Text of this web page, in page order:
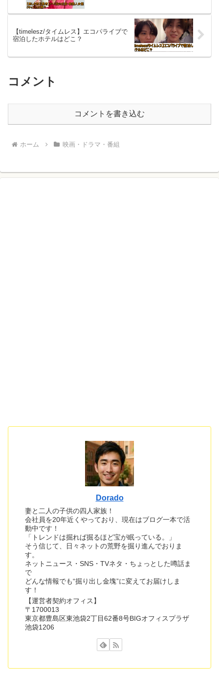
【timelesz/タイムレス】エコパライブで
宿泊したホテルはどこ？
コメント
コメントを書き込む
ホーム 映画・ドラマ・番組
Dorado
妻と二人の子供の四人家族！
会社員を20年近くやっており、現在はブログ一本で活
動中です！
「トレンドは掘れば掘るほど宝が眠っている。」
そう信じて、日々ネットの荒野を掘り進んでおりま
す。
ネットニュース・SNS・TVネタ・ちょっとした噂話ま
で
どんな情報でも“掘り出し金塊”に変えてお届けしま
す！
【運営者契約オフィス】
〒1700013
東京都豊島区東池袋2丁目62番8号BIGオフィスプラザ
池袋1206